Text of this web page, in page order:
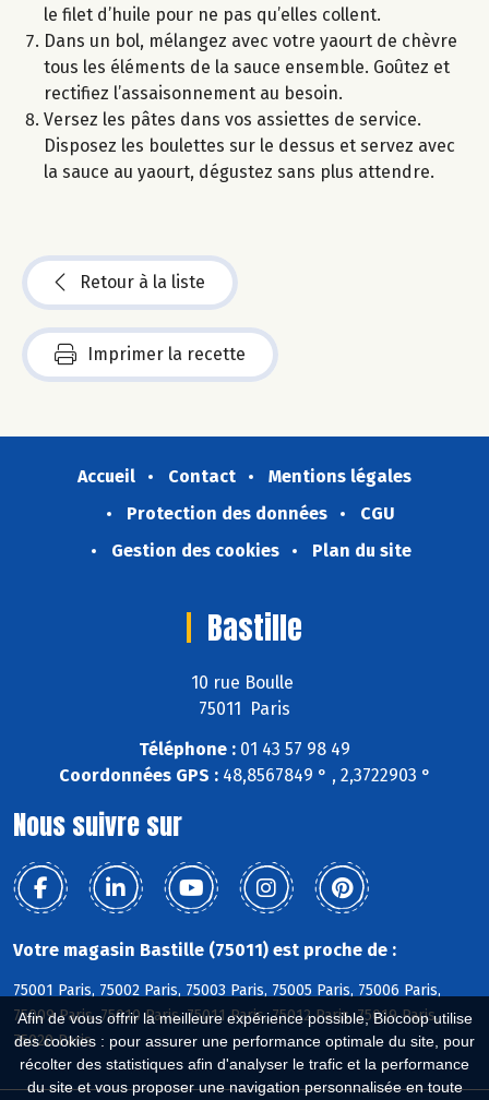
Afin de vous offrir la meilleure expérience possible, Biocoop utilise
des cookies : pour assurer une performance optimale du site, pour
récolter des statistiques afin d'analyser le trafic et la performance
du site et vous proposer une navigation personnalisée en toute
le filet d’huile pour ne pas qu’elles collent.
Dans un bol, mélangez avec votre yaourt de chèvre
tous les éléments de la sauce ensemble. Goûtez et
rectifiez l’assaisonnement au besoin.
Versez les pâtes dans vos assiettes de service.
Disposez les boulettes sur le dessus et servez avec
la sauce au yaourt, dégustez sans plus attendre.
Retour à la liste
Imprimer la recette
Accueil Contact
Mentions légales
Protection des données
CGU
Gestion des cookies
Plan du site
Bastille
10 rue Boulle
75011 Paris
Téléphone : 01 43 57 98 49
Coordonnées GPS :48,8567849 ° , 2,3722903 °
Nous suivre sur
Votre magasin Bastille (75011) est proche de :
75001 Paris, 75002 Paris, 75003 Paris, 75005 Paris, 75006 Paris,
75009 Paris, 75010 Paris, 75011 Paris, 75012 Paris, 75019 Paris,
75020 Paris